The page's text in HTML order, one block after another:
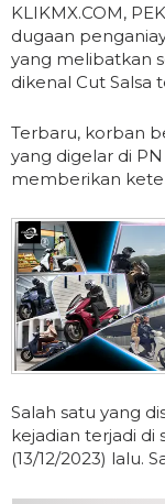
KLIKMX.COM,
dugaan
yang melibatkan
dikenal Cut Salsa
Terbaru, korban
yang digelar di
memberikan
Salah satu yang
kejadian terjadi di
(13/12/2023) lalu.